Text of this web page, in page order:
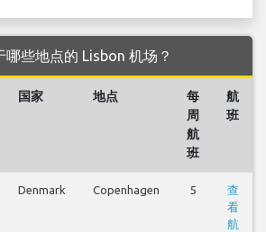
些地点的 Lisbon 机场？
国家 地点
每
周
航
班
航
班
Denmark Copenhagen 5
查
看
航